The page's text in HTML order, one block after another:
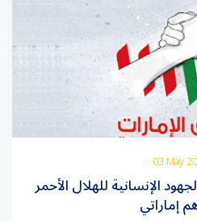
03 May
الإنسانية للهلال الأحمر
إماراتي